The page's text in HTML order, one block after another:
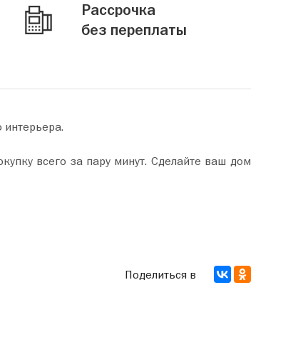
Рассрочка
без переплаты
Поделиться в